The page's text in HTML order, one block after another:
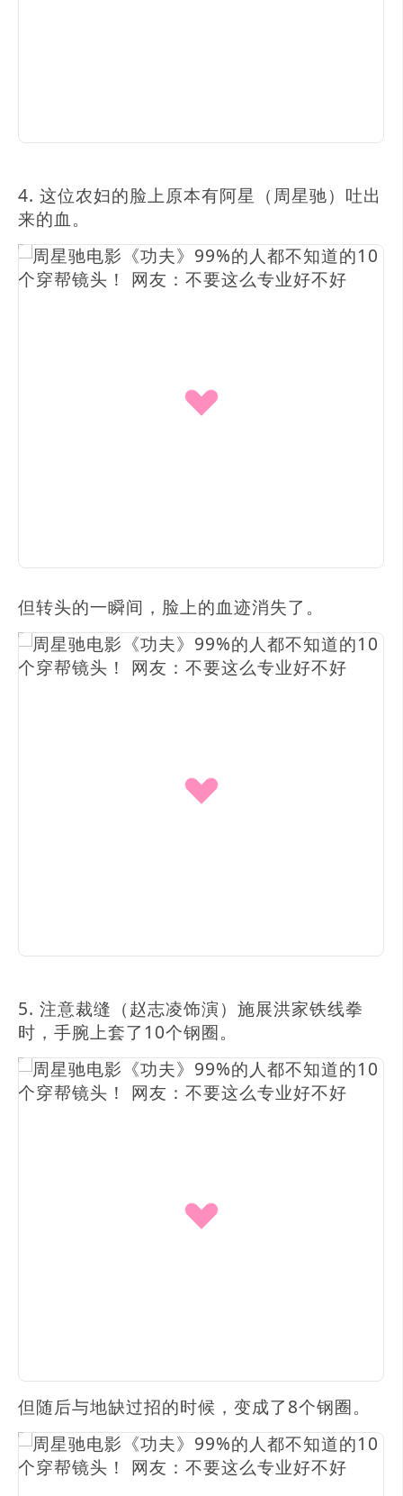
4. 这位农妇的脸上原本有阿星（周星驰）吐出
来的血。
但转头的一瞬间，脸上的血迹消失了。
5. 注意裁缝（赵志凌饰演）施展洪家铁线拳
时，手腕上套了10个钢圈。
但随后与地缺过招的时候，变成了8个钢圈。